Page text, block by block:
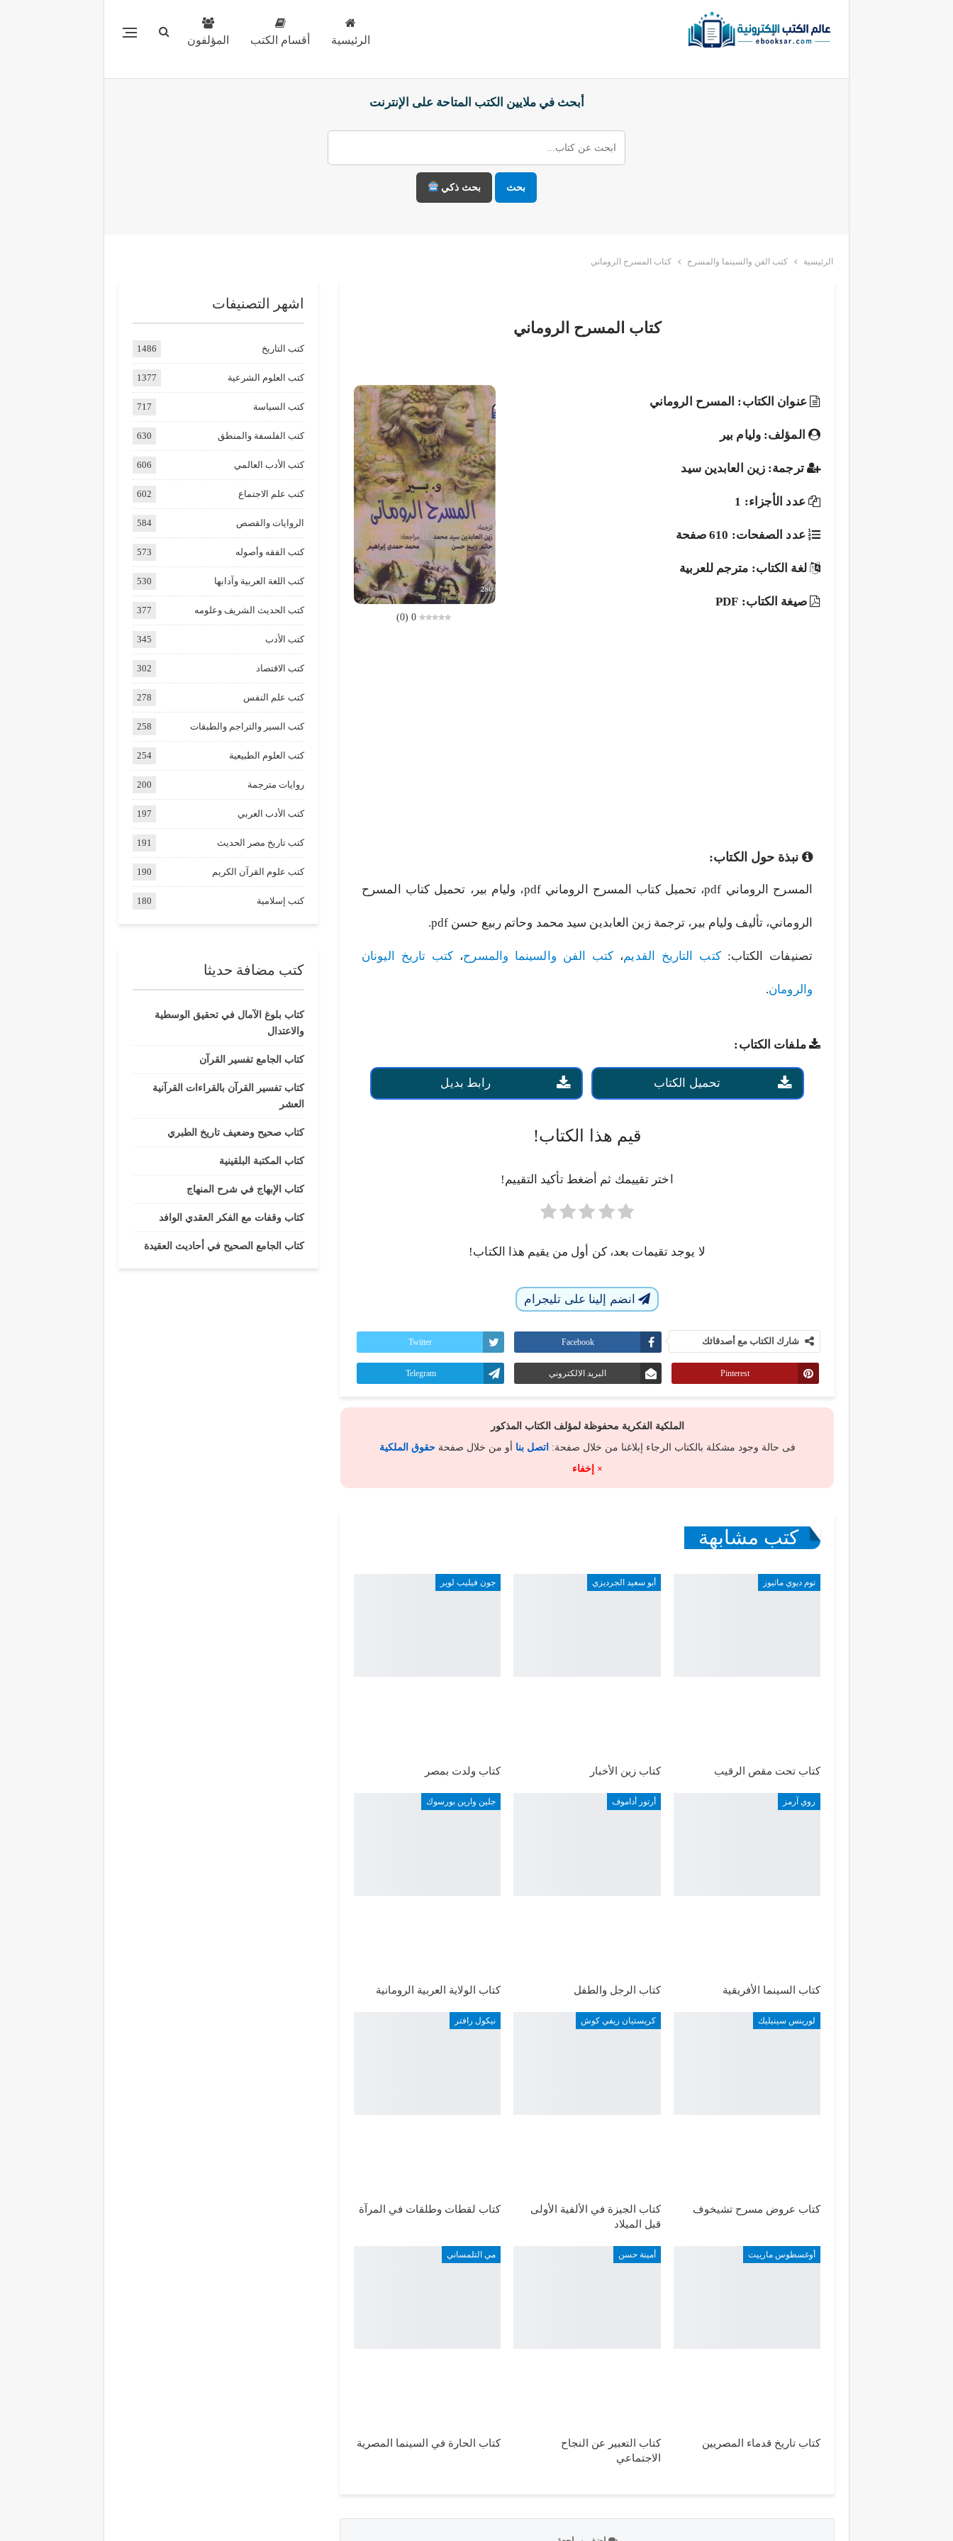
الرئيسية أقسام الكتب المؤلفون
أبحث في ملايين الكتب المتاحة على الإنترنت
بحث بحث ذكي
الرئيسية كتب الفن والسينما والمسرح كتاب المسرح الروماني
كتاب المسرح الروماني
0
(
0
)
عنوان الكتاب: المسرح الروماني
المؤلف: وليام بير
ترجمة: زين العابدين سيد
عدد الأجزاء: 1
عدد الصفحات: 610 صفحة
لغة الكتاب: مترجم للعربية
صيغة الكتاب: PDF
نبذة حول الكتاب:
المسرح الروماني pdf، تحميل كتاب المسرح الروماني pdf، وليام بير، تحميل كتاب المسرح
الروماني، تأليف وليام بير، ترجمة زين العابدين سيد محمد وحاتم ربيع حسن pdf.
تصنيفات الكتاب:كتب التاريخ القديم، كتب الفن والسينما والمسرح، كتب تاريخ اليونان
والرومان.
ملفات الكتاب:
تحميل الكتاب رابط بديل
قيم هذا الكتاب!
اختر تقييمك ثم أضغط تأكيد التقييم!
لا يوجد تقيمات بعد، كن أول من يقيم هذا الكتاب!
انضم إلينا على تليجرام
شارك الكتاب مع أصدقائك Facebook
Twitter
Pinterest البريد الالكتروني Telegram
الملكية الفكرية محفوظة لمؤلف الكتاب المذكور
فى حالة وجود مشكلة بالكتاب الرجاء إبلاغنا من خلال صفحة: اتصل بنا أو من خلال صفحةحقوق الملكية
× إخفاء
كتب مشابهة
توم ديوي ماثيوز
كتاب تحت مقص الرقيب
أبو سعيد الجرديزي
كتاب زين الأخبار
جون فيليب لوير
كتاب ولدت بمصر
روي آرمز
كتاب السينما الأفريقية
أرتور أداموف
كتاب الرجل والطفل
جلين وارين بورسوك
كتاب الولاية العربية الرومانية
لورينس سينيليك
كتاب عروض مسرح تشيخوف
كريستيان زيفي كوش
كتاب الجيزة في الألفية الأولى
قبل الميلاد
نيكول رافتر
كتاب لقطات وطلقات في المرآة
أوغسطوس مارييت
كتاب تاريخ قدماء المصريين
أمينة حسن
كتاب التعبير عن النجاح
الاجتماعي
مي التلمساني
كتاب الحارة في السينما المصرية
اشهر التصنيفات
كتب التاريخ 1486
كتب العلوم الشرعية 1377
كتب السياسة 717
كتب الفلسفة والمنطق 630
كتب الأدب العالمي 606
كتب علم الاجتماع 602
الروايات والقصص 584
كتب الفقه وأصوله 573
كتب اللغة العربية وآدابها 530
كتب الحديث الشريف وعلومه 377
كتب الأدب 345
كتب الاقتصاد 302
كتب علم النفس 278
كتب السير والتراجم والطبقات 258
كتب العلوم الطبيعية 254
روايات مترجمة 200
كتب الأدب العربي 197
كتب تاريخ مصر الحديث 191
كتب علوم القرآن الكريم 190
كتب إسلامية 180
كتب مضافة حديثا
كتاب بلوغ الآمال في تحقيق الوسطية
والاعتدال
كتاب الجامع تفسير القرآن
كتاب تفسير القرآن بالقراءات القرآنية
العشر
كتاب صحيح وضعيف تاريخ الطبري
كتاب المكتبة البلقينية
كتاب الإبهاج في شرح المنهاج
كتاب وقفات مع الفكر العقدي الوافد
كتاب الجامع الصحيح في أحاديث العقيدة